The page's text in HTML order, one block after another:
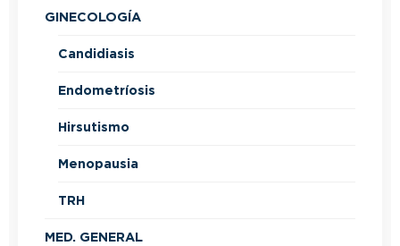
GINECOLOGÍA
Candidiasis
Endometríosis
Hirsutismo
Menopausia
TRH
MED. GENERAL